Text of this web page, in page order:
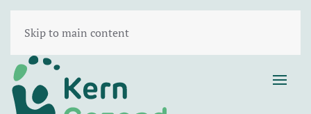
Skip to main content